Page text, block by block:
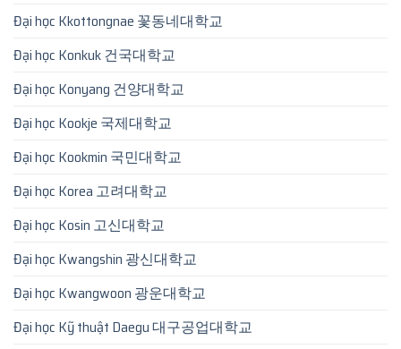
Đại học Kkottongnae 꽃동네대학교
Đại học Konkuk 건국대학교
Đại học Konyang 건양대학교
Đại học Kookje 국제대학교
Đại học Kookmin 국민대학교
Đại học Korea 고려대학교
Đại học Kosin 고신대학교
Đại học Kwangshin 광신대학교
Đại học Kwangwoon 광운대학교
Đại học Kỹ thuật Daegu 대구공업대학교